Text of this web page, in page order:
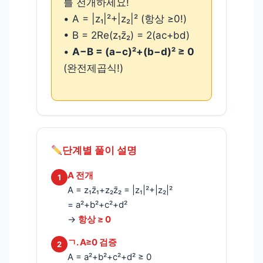
• A = |z₁|²+|z₂|² (항상 ≥0!)
• B = 2Re(z₁z̄₂) = 2(ac+bd)
• A−B = (a−c)²+(b−d)² ≥ 0
(완전제곱식!)
단계별 풀이 설명
1
A 전개
A = z₁z̄₁+z₂z̄₂ = |z₁|²+|z₂|²
= a²+b²+c²+d²
→ 항상 ≥ 0
2
ㄱ. A≥0 검증
A = a²+b²+c²+d² ≥ 0